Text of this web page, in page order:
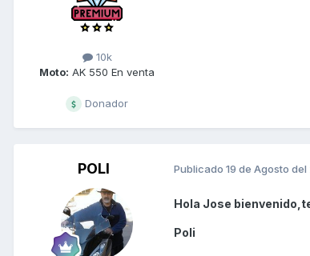
10k
Moto: AK 550 En venta
Donador
POLI Publicado 19 de Agosto del
Hola Jose
Poli